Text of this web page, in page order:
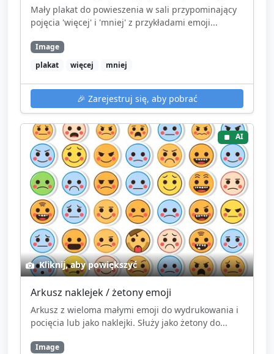
Mały plakat do powieszenia w sali przypominający
pojęcia 'więcej' i 'mniej' z przykładami emoji...
Image
plakat
więcej mniej
🎉 Zarejestruj się, aby pobrać
AI
Kliknij, aby powiększyć
Arkusz naklejek / żetony emoji
Arkusz z wieloma małymi emoji do wydrukowania i
pocięcia lub jako naklejki. Służy jako żetony do...
Image